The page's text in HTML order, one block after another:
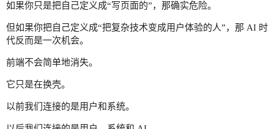
如果你只是把自己定义成“写页面的”，那确实危险。
但如果你把自己定义成“把复杂技术变成用户体验的人”，那 AI 时
代反而是一次机会。
前端不会简单地消失。
它只是在换壳。
以前我们连接的是用户和系统。